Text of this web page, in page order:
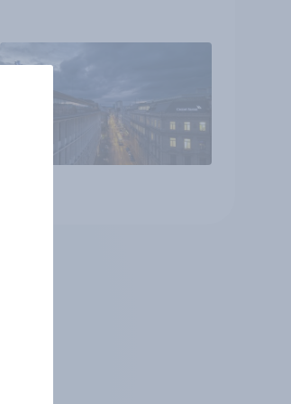
Debatte um die
Regulierung von
Grossbanken steht